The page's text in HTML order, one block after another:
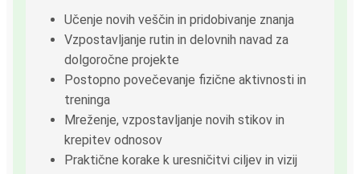
Učenje novih veščin in pridobivanje znanja
Vzpostavljanje rutin in delovnih navad za
dolgoročne projekte
Postopno povečevanje fizične aktivnosti in
treninga
Mreženje, vzpostavljanje novih stikov in
krepitev odnosov
Praktične korake k uresničitvi ciljev in vizij